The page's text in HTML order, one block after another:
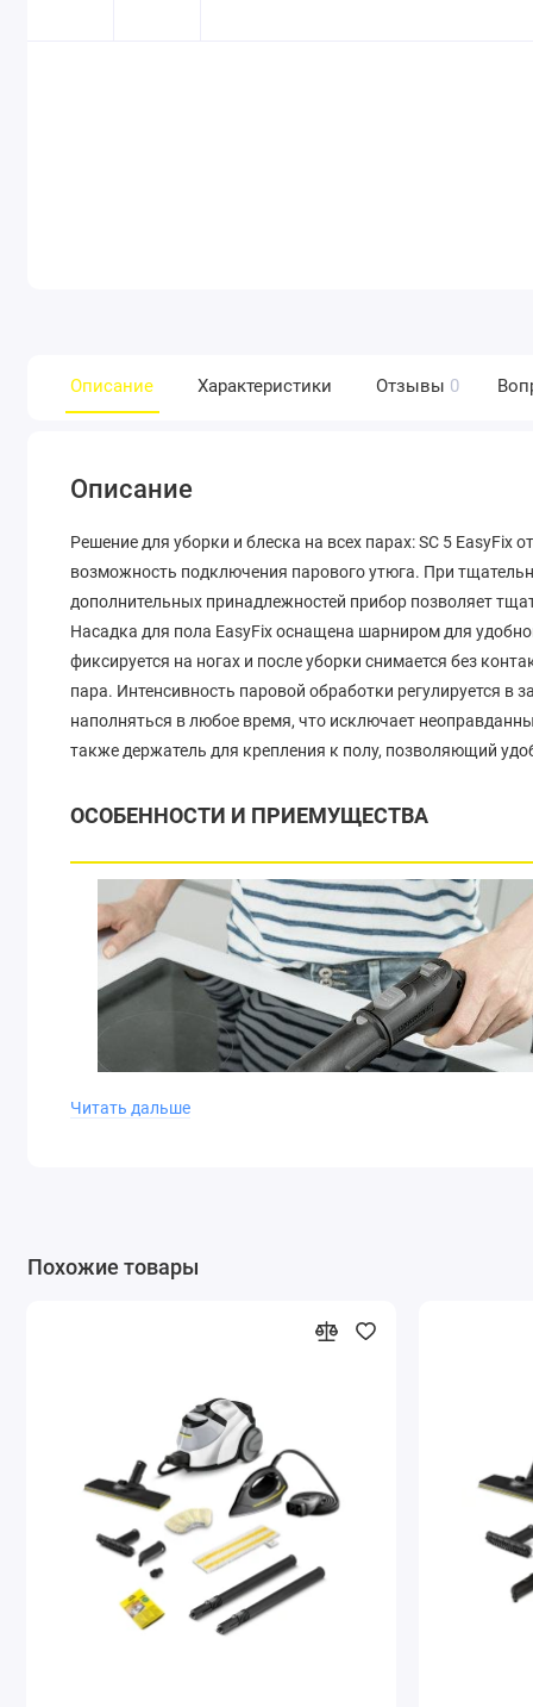
Описание Характеристики Отзывы 0
Описание
Решение для уборки и блеска на всех парах: SC 5
возможность подключения парового утюга. При
дополнительных принадлежностей прибор позволяет
Насадка для пола EasyFix оснащена шарниром для
фиксируется на ногах и после уборки снимается без
пара. Интенсивность паровой обработки регулируется
наполняться в любое время, что исключает
также держатель для крепления к полу, позволяющий
ОСОБЕННОСТИ И ПРИЕМУЩЕСТВА
Добавьте горячую воду в струю пара подключенного
отделения и удалите загрязнения. Обеспечивается еще
лучший результат уборки.
Читать дальше
Похожие товары